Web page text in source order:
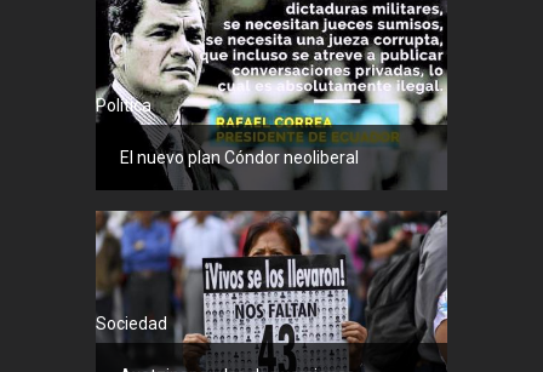
Política
El nuevo plan Cóndor neoliberal
Sociedad